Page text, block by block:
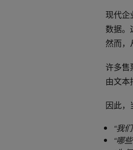
现代企
数据。
然而，
许多售
由文本
因此
“我
“哪